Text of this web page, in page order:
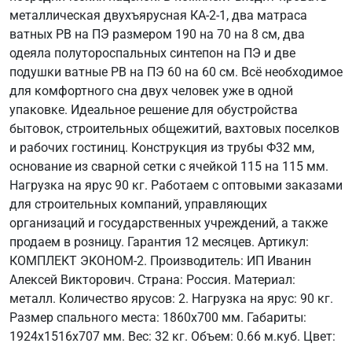
металлическая двухъярусная КА-2-1, два матраса
ватных РВ на ПЭ размером 190 на 70 на 8 см, два
одеяла полутороспальных синтепон на ПЭ и две
подушки ватные РВ на ПЭ 60 на 60 см. Всё необходимое
для комфортного сна двух человек уже в одной
упаковке. Идеальное решение для обустройства
бытовок, строительных общежитий, вахтовых поселков
и рабочих гостиниц. Конструкция из трубы Ф32 мм,
основание из сварной сетки с ячейкой 115 на 115 мм.
Нагрузка на ярус 90 кг. Работаем с оптовыми заказами
для строительных компаний, управляющих
организаций и государственных учреждений, а также
продаем в розницу. Гарантия 12 месяцев. Артикул:
КОМПЛЕКТ ЭКОНОМ-2. Производитель: ИП Иванин
Алексей Викторович. Страна: Россия. Материал:
металл. Количество ярусов: 2. Нагрузка на ярус: 90 кг.
Размер спального места: 1860х700 мм. Габариты:
1924х1516х707 мм. Вес: 32 кг. Объем: 0.66 м.куб. Цвет: